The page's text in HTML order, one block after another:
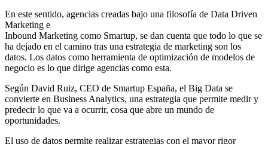
En este sentido, agencias creadas bajo una filosofía de Data Driven
Marketing e
Inbound Marketing como Smartup, se dan cuenta que todo lo que se
ha dejado en el camino tras una estrategia de marketing son los
datos. Los datos como herramienta de optimización de modelos de
negocio es lo que dirige agencias como esta.
Según David Ruiz, CEO de Smartup España, el Big Data se
convierte en Business Analytics, una estrategia que permite medir y
predecir lo que va a ocurrir, cosa que abre un mundo de
oportunidades.
El uso de datos permite realizar estrategias con el mayor rigor